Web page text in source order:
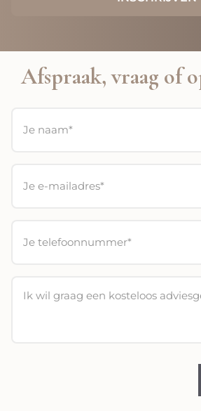
Afspraak, vraag of